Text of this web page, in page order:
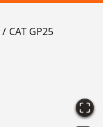
CAT GP25